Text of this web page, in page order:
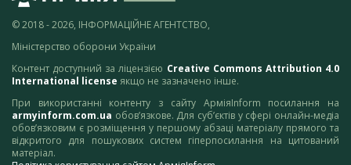
© 2018 - 2026, ІНФОРМАЦІЙНЕ АГЕНТСТВО,
Міністерство оборони України
Контент доступний за ліцензією Creative Commons Attribution 4.0
International license якщо не зазначено інше.
При використанні контенту з сайту АрміяInform посилання на
armyinform.com.ua обов’язкове. Для суб’єктів у сфері онлайн-медіа
обов’язковим є розміщення у першому абзаці матеріалу прямого та
відкритого для пошукових систем гіперпосилання на цитований
матеріал.